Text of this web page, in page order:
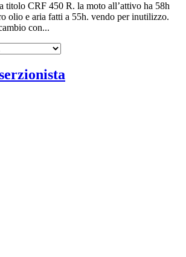
titolo CRF 450 R. la moto all’attivo ha 58h
olio e aria fatti a 55h. vendo per inutilizzo.
con...